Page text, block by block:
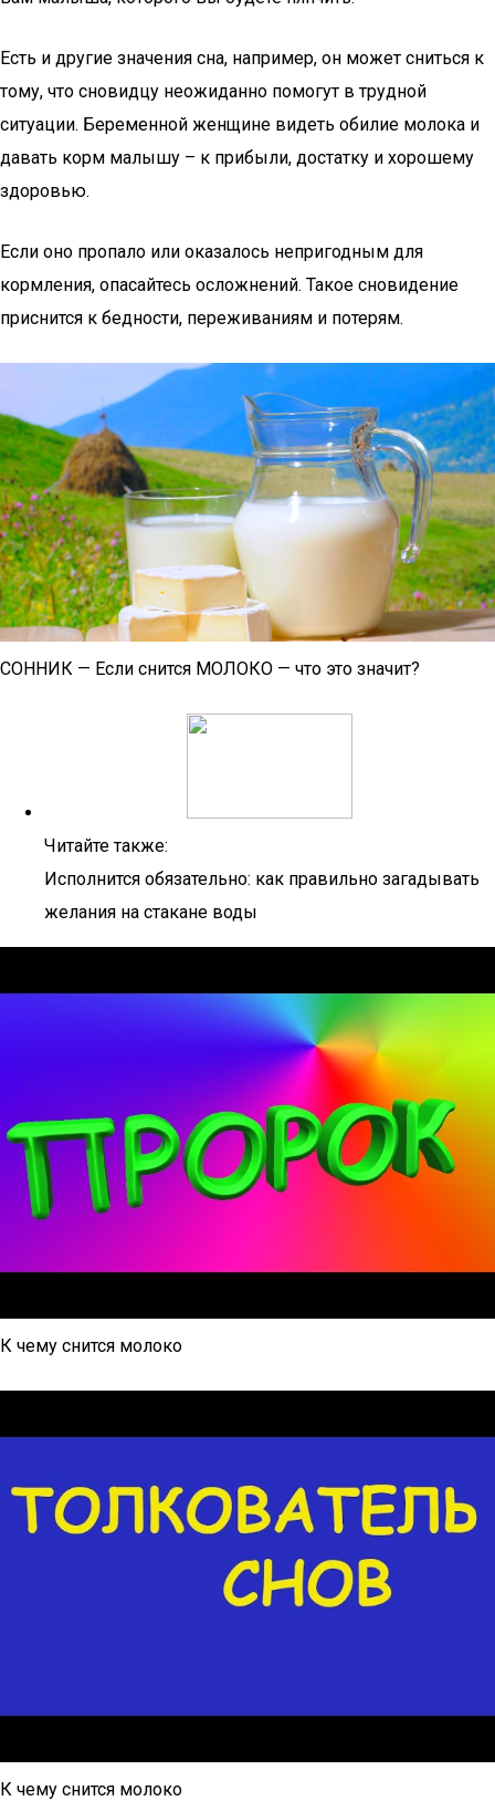
Есть и другие значения сна, например, он может сниться к
тому, что сновидцу неожиданно помогут в трудной
ситуации. Беременной женщине видеть обилие молока и
давать корм малышу – к прибыли, достатку и хорошему
здоровью.
Если оно пропало или оказалось непригодным для
кормления, опасайтесь осложнений. Такое сновидение
приснится к бедности, переживаниям и потерям.
СОННИК — Если снится МОЛОКО — что это значит?
Читайте также:
Исполнится обязательно: как правильно загадывать
желания на стакане воды
К чему снится молоко
К чему снится молоко